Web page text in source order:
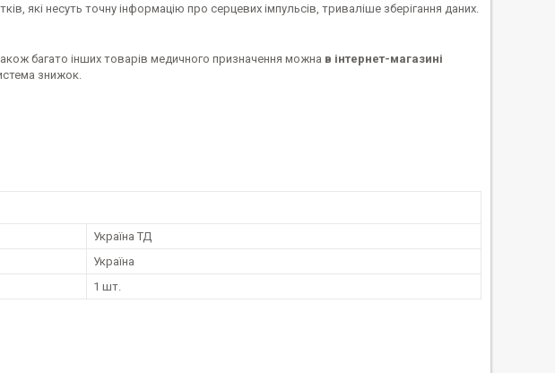
які несуть точну інформацію про серцевих імпульсів, триваліше зберігання даних.
багато інших товарів медичного призначення можна в інтернет-магазині
знижок.
Україна ТД
Україна
1 шт.